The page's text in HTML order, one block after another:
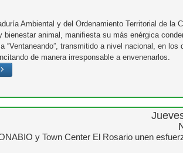
Ambiental y del Ordenamiento Territorial de
bienestar animal, manifiesta su más enérgica
“Ventaneando”, transmitido a nivel nacional, en
de manera irresponsable a envenenarlos.
y Town Center El Rosario unen